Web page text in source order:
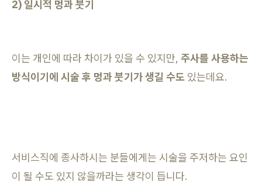
2) 일시적 멍과 붓기
이는 개인에 따라 차이가 있을 수 있지만, 주사를 사용하는
방식이기에 시술 후 멍과 붓기가 생길 수도 있는데요.
서비스직에 종사하시는 분들에게는 시술을 주저하는 요인
이 될 수도 있지 않을까라는 생각이 듭니다.